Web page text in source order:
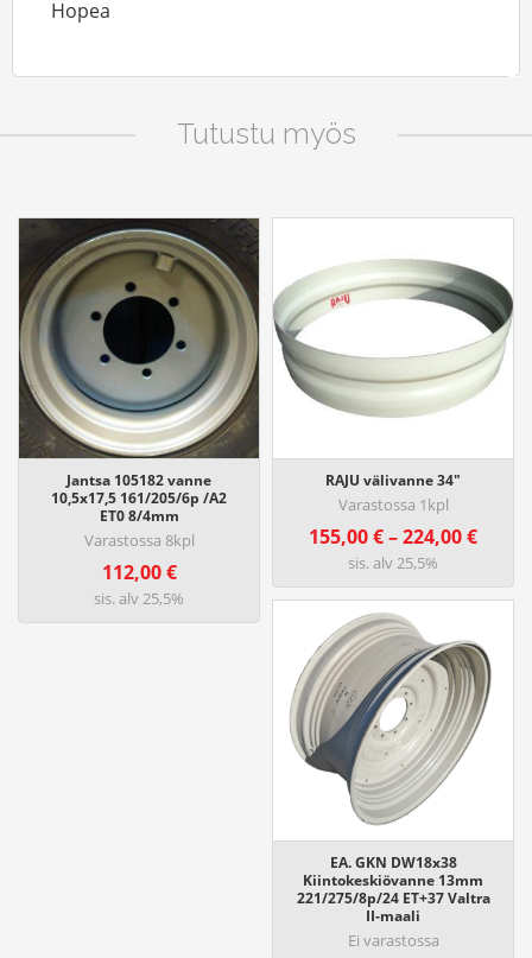
Hopea
Tutustu myös
Jantsa 105182 vanne
10,5x17,5 161/205/6p /A2
ET0 8/4mm
Varastossa 8kpl
112,00€
sis. alv 25,5%
RAJU välivanne 34"
Varastossa 1kpl
155,00€–224,00€H
n
a
l
u
o
1
5
5
sis. alv 25,5%
EA. GKN DW18x38
Kiintokeskiövanne 13mm
221/275/8p/24 ET+37 Valtra
II-maali
Ei varastossa